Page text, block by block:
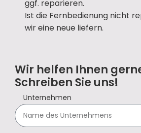
ggf. reparieren.
Ist die Fernbedienung nicht
wir eine neue liefern.
Wir helfen Ihnen
Schreiben Sie uns!
Unternehmen